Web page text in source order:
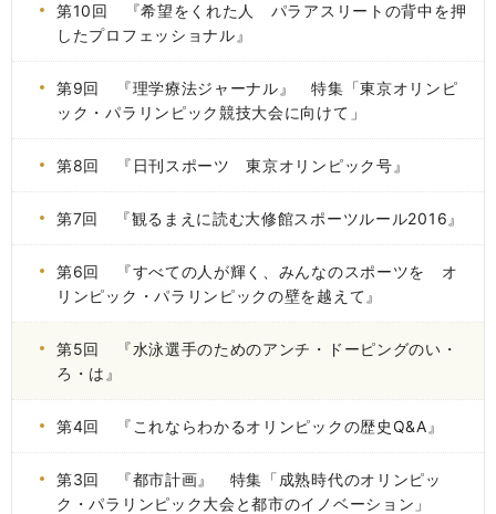
第10回 『希望をくれた人 パラアスリートの背中を押
したプロフェッショナル』
第9回 『理学療法ジャーナル』 特集「東京オリンピ
ック・パラリンピック競技大会に向けて」
第8回 『日刊スポーツ 東京オリンピック号』
第7回 『観るまえに読む大修館スポーツルール2016』
第6回 『すべての人が輝く、みんなのスポーツを オ
リンピック・パラリンピックの壁を越えて』
第5回 『水泳選手のためのアンチ・ドーピングのい・
ろ・は』
第4回 『これならわかるオリンピックの歴史Q&A』
第3回 『都市計画』 特集「成熟時代のオリンピッ
ク・パラリンピック大会と都市のイノベーション」